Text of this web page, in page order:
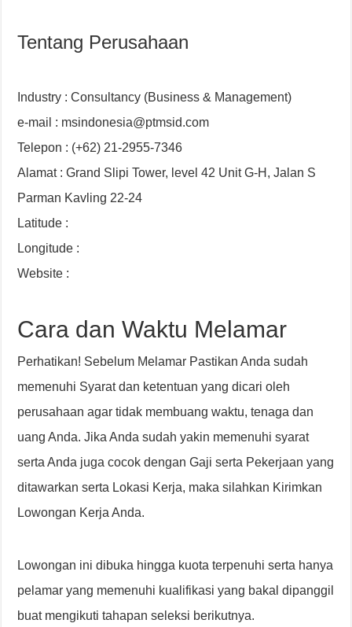
Tentang Perusahaan
Industry : Consultancy (Business & Management)
e-mail : msindonesia@ptmsid.com
Telepon : (+62) 21-2955-7346
Alamat : Grand Slipi Tower, level 42 Unit G-H, Jalan S
Parman Kavling 22-24
Latitude :
Longitude :
Website :
Cara dan Waktu Melamar
Perhatikan! Sebelum Melamar Pastikan Anda sudah
memenuhi Syarat dan ketentuan yang dicari oleh
perusahaan agar tidak membuang waktu, tenaga dan
uang Anda. Jika Anda sudah yakin memenuhi syarat
serta Anda juga cocok dengan Gaji serta Pekerjaan yang
ditawarkan serta Lokasi Kerja, maka silahkan Kirimkan
Lowongan Kerja Anda.
Lowongan ini dibuka hingga kuota terpenuhi serta hanya
pelamar yang memenuhi kualifikasi yang bakal dipanggil
buat mengikuti tahapan seleksi berikutnya.